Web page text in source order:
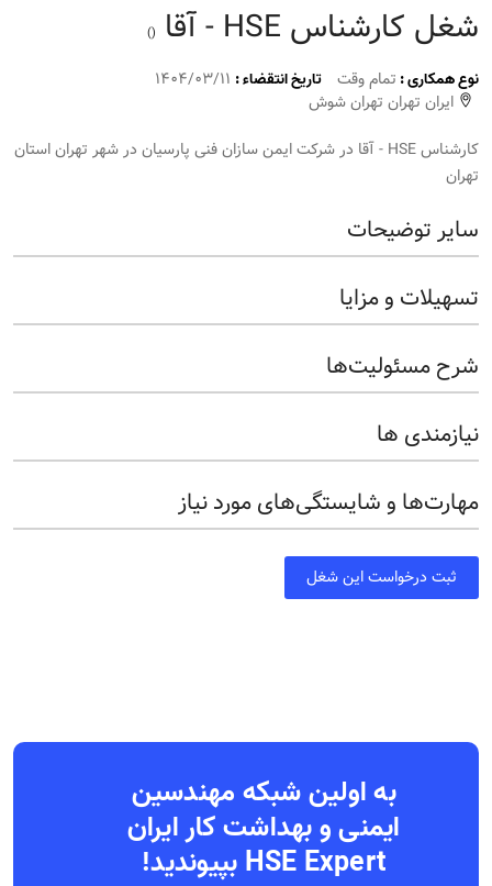
شغل کارشناس HSE - آقا ()
نوع همکاری : تمام وقت تاریخ انتقضاء :
ایران تهران تهران شوش
کارشناس HSE - آقا در شرکت ایمن سازان فنی پارسیان در شهر تهران استان
تهران
سایر توضیحات
تسهیلات و مزایا
شرح مسئولیت‌ها
نیازمندی ها
مهارت‌ها و شایستگی‌های مورد نیاز
ثبت درخواست این شغل
به اولین شبکه مهندسین
ایمنی و بهداشت کار ایران
HSE Expert بپیوندید!